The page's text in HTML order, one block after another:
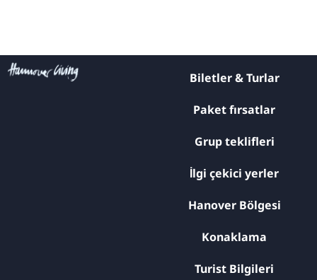
Biletler & Turlar
Paket fırsatlar
Grup teklifleri
İlgi çekici yerler
Hanover Bölgesi
Konaklama
Turist Bilgileri